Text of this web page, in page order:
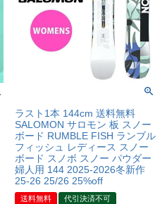
ラスト1本 144cm 送料無料
SALOMON サロモン 板 スノー
ボード RUMBLE FISH ランブル
フィッシュ レディース スノー
ボード スノボ スノー パウダー
婦人用 144 2025-2026冬新作
25-26 25/26 25%off
送料無料 代引決済不可